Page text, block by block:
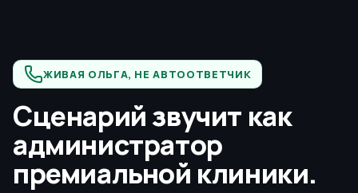
ЖИВАЯ ОЛЬГА, НЕ АВТООТВЕТЧИК
Сценарий звучит как
администратор
премиальной клиники.